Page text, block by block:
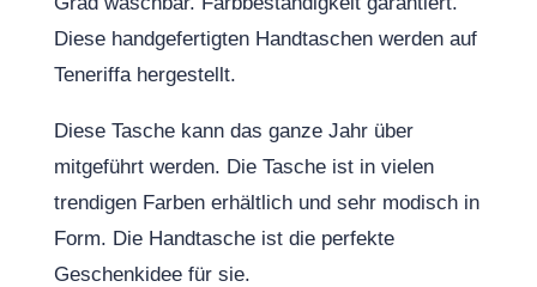
Diese handgefertigten Handtaschen werden auf
Teneriffa hergestellt.
Diese Tasche kann das ganze Jahr über
mitgeführt werden. Die Tasche ist in vielen
trendigen Farben erhältlich und sehr modisch in
Form. Die Handtasche ist die perfekte
Geschenkidee für sie.